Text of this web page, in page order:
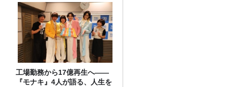
工場勤務から17億再生へ——
『モナキ』4人が語る、人生を